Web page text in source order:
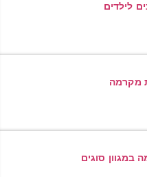
לילדים
מקרמה
במגוון סוגים